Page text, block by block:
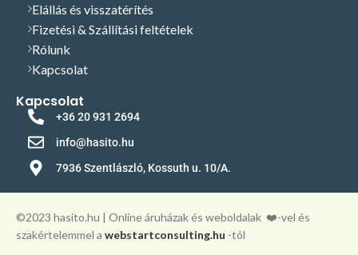
Elállás és visszatérítés
Fizetési & Szállítási feltételek
Rólunk
Kapcsolat
Kapcsolat
+36 20 931 2694
info@hasito.hu
7936 Szentlászló, Kossuth u. 10/A.
©️2023 hasito.hu | Online áruházak és weboldalak ❤️-vel és
szakértelemmel a webstartconsulting.hu -tól